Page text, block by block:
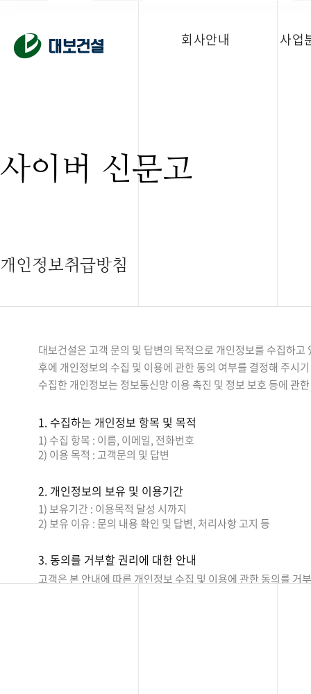
회사안내 사업
사이버 신문고
개인정보취급방침
대보건설은 고객 문의 및 답변의 목적으로 개인정보를 수집하
후에 개인정보의 수집 및 이용에 관한 동의 여부를 결정해 주시
수집한 개인정보는 정보통신망 이용 촉진 및 정보 보호 등에 관
1. 수집하는 개인정보 항목 및 목적
1) 수집 항목 : 이름, 이메일, 전화번호
2) 이용 목적 : 고객문의 및 답변
2. 개인정보의 보유 및 이용기간
1) 보유기간 : 이용목적 달성 시까지
2) 보유 이유 : 문의 내용 확인 및 답변, 처리사항 고지 등
3. 동의를 거부할 권리에 대한 안내
고객은 본 안내에 따른 개인정보 수집 및 이용에 관한 동의를